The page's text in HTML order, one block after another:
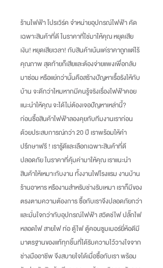
ร้านไฟฟ้า โปรเวิร์ค จำหน่ายอุปกรณ์ไฟฟ้า คัด
เฉพาะสินค้าที่ดี ในราคาที่ใช่มาให้คุณ หยุดเสีย
เงิน!หยุดเสียเวลา!กับสินค้าเน้นแค่ราคาถูกแต่ไร้
คุณภาพ สุดท้ายก็เสียและต้องจ่ายแพงเพื่อกลับ
มาซ่อม หรือแย่กว่านั้นคือสร้างปัญหาเรื้อรังให้กับ
บ้าน จะดีกว่าไหมหากมีคนรู้จริงเรื่องไฟฟ้าคอย
แนะนำให้คุณ จะได้ไม่ต้องเจอปัญหาเหล่านี้?
ก่อนซื้อสินค้าไฟฟ้าลองคุยกับทีมงานเราก่อน
ด้วยประสบการณ์กว่า20ปี เราพร้อมให้คำ
ปรึกษาฟรี! เรารู้ดีและเลือกเฉพาะสินค้าที่ดี
ปลอดภัย ในราคาที่คุ้มค่ามาให้คุณ เราแนะนำ
สินค้าให้เหมาะกับงาน ทั้งงานไฟโรงแรม งานบ้าน
ร้านอาหาร หรืองานสำหรับช่างรับเหมา เราก็มีของ
ตรงตามความต้องการ ซื้อกับเราจึงปลอดภัยกว่า
และมั่นใจกว่ากับอุปกรณ์ไฟฟ้า สวิตช์ไฟ ปลั๊กไฟ
หลอดไฟ สายไฟ ท่อ ตู้ไฟ ตู้คอนซูมเมอร์ยี่ห้อดีมี
มาตรฐานของแท้ทุกชิ้นที่ได้รับความไว้วางใจจาก
ช่างมืออาชีพ จึงสบายใจได้เมื่อซื้อกับเรา พร้อม